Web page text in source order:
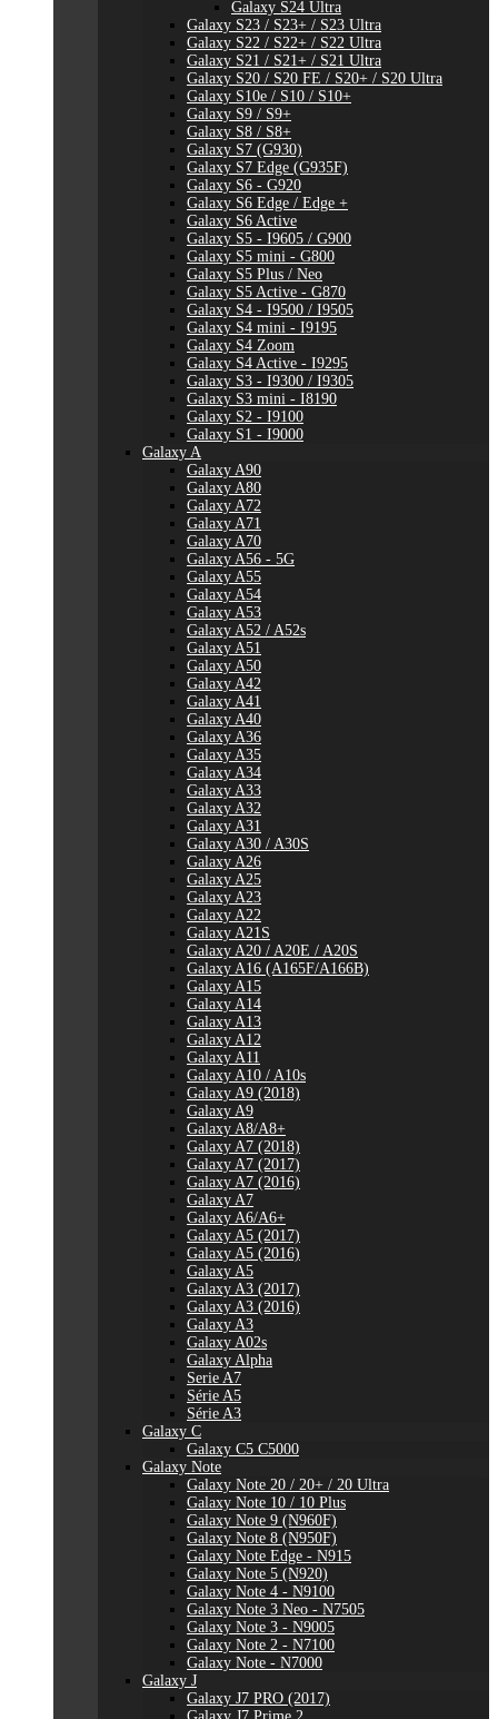
Galaxy S24 Ultra
Galaxy S23 / S23+ / S23 Ultra
Galaxy S22 / S22+ / S22 Ultra
Galaxy S21 / S21+ / S21 Ultra
Galaxy S20 / S20 FE / S20+ / S20 Ultra
Galaxy S10e / S10 / S10+
Galaxy S9 / S9+
Galaxy S8 / S8+
Galaxy S7 (G930)
Galaxy S7 Edge (G935F)
Galaxy S6 - G920
Galaxy S6 Edge / Edge +
Galaxy S6 Active
Galaxy S5 - I9605 / G900
Galaxy S5 mini - G800
Galaxy S5 Plus / Neo
Galaxy S5 Active - G870
Galaxy S4 - I9500 / I9505
Galaxy S4 mini - I9195
Galaxy S4 Zoom
Galaxy S4 Active - I9295
Galaxy S3 - I9300 / I9305
Galaxy S3 mini - I8190
Galaxy S2 - I9100
Galaxy S1 - I9000
Galaxy A
Galaxy A90
Galaxy A80
Galaxy A72
Galaxy A71
Galaxy A70
Galaxy A56 - 5G
Galaxy A55
Galaxy A54
Galaxy A53
Galaxy A52 / A52s
Galaxy A51
Galaxy A50
Galaxy A42
Galaxy A41
Galaxy A40
Galaxy A36
Galaxy A35
Galaxy A34
Galaxy A33
Galaxy A32
Galaxy A31
Galaxy A30 / A30S
Galaxy A26
Galaxy A25
Galaxy A23
Galaxy A22
Galaxy A21S
Galaxy A20 / A20E / A20S
Galaxy A16 (A165F/A166B)
Galaxy A15
Galaxy A14
Galaxy A13
Galaxy A12
Galaxy A11
Galaxy A10 / A10s
Galaxy A9 (2018)
Galaxy A9
Galaxy A8/A8+
Galaxy A7 (2018)
Galaxy A7 (2017)
Galaxy A7 (2016)
Galaxy A7
Galaxy A6/A6+
Galaxy A5 (2017)
Galaxy A5 (2016)
Galaxy A5
Galaxy A3 (2017)
Galaxy A3 (2016)
Galaxy A3
Galaxy A02s
Galaxy Alpha
Serie A7
Série A5
Série A3
Galaxy C
Galaxy C5 C5000
Galaxy Note
Galaxy Note 20 / 20+ / 20 Ultra
Galaxy Note 10 / 10 Plus
Galaxy Note 9 (N960F)
Galaxy Note 8 (N950F)
Galaxy Note Edge - N915
Galaxy Note 5 (N920)
Galaxy Note 4 - N9100
Galaxy Note 3 Neo - N7505
Galaxy Note 3 - N9005
Galaxy Note 2 - N7100
Galaxy Note - N7000
Galaxy J
Galaxy J7 PRO (2017)